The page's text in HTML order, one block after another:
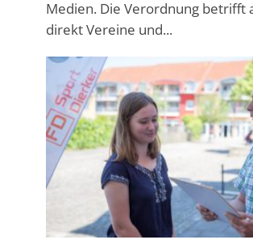
Medien. Die Verordnung betrifft
direkt Vereine und...